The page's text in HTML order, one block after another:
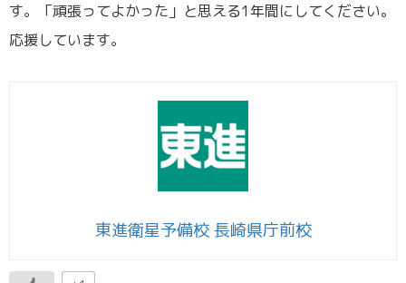
す。「頑張ってよかった」と思える1年間にしてください。
応援しています。
東進衛星予備校 長崎県庁前校